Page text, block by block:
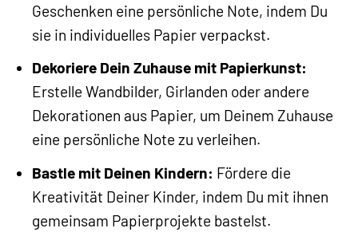
Geschenken eine persönliche Note, indem Du
sie in individuelles Papier verpackst.
Dekoriere Dein Zuhause mit Papierkunst:
Erstelle Wandbilder, Girlanden oder andere
Dekorationen aus Papier, um Deinem Zuhause
eine persönliche Note zu verleihen.
Bastle mit Deinen Kindern: Fördere die
Kreativität Deiner Kinder, indem Du mit ihnen
gemeinsam Papierprojekte bastelst.